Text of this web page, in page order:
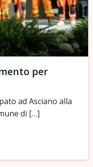
per
ad Asciano alla
di […]